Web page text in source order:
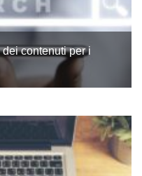
contenuti per i